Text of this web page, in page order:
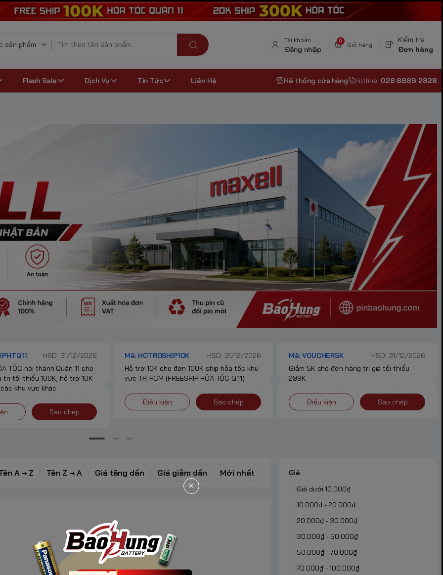
Tài khoản
Đăng nhập
0
Giỏ hàng
Kiểm tra
Đơn hàng
Flash Sale Dịch Vụ Tin Tức Liên Hệ Hệ thống cửa hàng Hotline: 028 8889 2828
HSD: 31/12/2026
TỐC nội thành Quận 11 cho
trị tối thiểu 100K, hỗ trợ 10K
khu vực khác.
Sao chép
Mã: HOTROSHIP10K
HSD: 31/12/2026
Hỗ trợ 10K cho đơn 100K ship hỏa tốc khu
vực TP. HCM (FREESHIP HỎA TỐC Q.11)
Điều kiện Sao chép
Mã: VOUCHER5K
HSD: 31/12/2026
Giảm 5K cho đơn hàng trị giá tối thiểu
299K
Điều kiện Sao chép
A → Z Tên Z → A Giá tăng dần Giá giảm dần Mới nhất
Giá
Giá dưới 10.000₫
10.000₫ - 20.000₫
20.000₫ - 30.000₫
30.000₫ - 50.000₫
50.000₫ - 70.000₫
70.000₫ - 100.000₫